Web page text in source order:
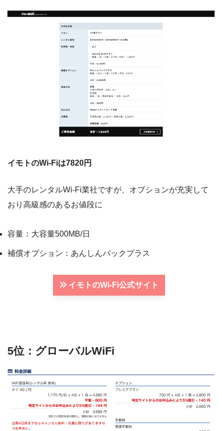
イモトのWi-Fiは7820円
大手のレンタルWi-Fi業社ですが、オプションが充実して
おり高級感のあるお値段に
容量：大容量500MB/日
補償オプション：あんしんパックプラス
イモトのWi-Fi公式サイト
5位：グローバルWiFi